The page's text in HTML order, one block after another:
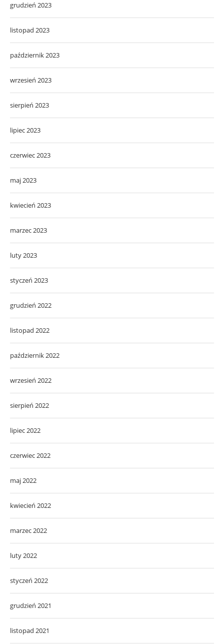
grudzień 2023
listopad 2023
październik 2023
wrzesień 2023
sierpień 2023
lipiec 2023
czerwiec 2023
maj 2023
kwiecień 2023
marzec 2023
luty 2023
styczeń 2023
grudzień 2022
listopad 2022
październik 2022
wrzesień 2022
sierpień 2022
lipiec 2022
czerwiec 2022
maj 2022
kwiecień 2022
marzec 2022
luty 2022
styczeń 2022
grudzień 2021
listopad 2021